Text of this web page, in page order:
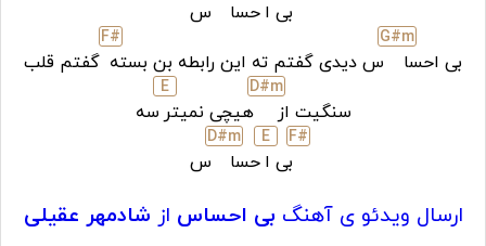
بی ا حسا س
بی احسا
G#m
س دیدی گفتم ته این رابطه بن بسته
F#
گفتم قلب
سنگیت از
D#m
هیچی نمیتر
E
سه
F#
بی ا
E
حسا
D#m
س
ارسال ویدئو ی آهنگبی احساس از شادمهر عقیلی